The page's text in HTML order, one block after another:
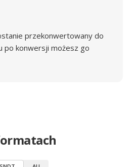
przekonwertowany do
po konwersji możesz go